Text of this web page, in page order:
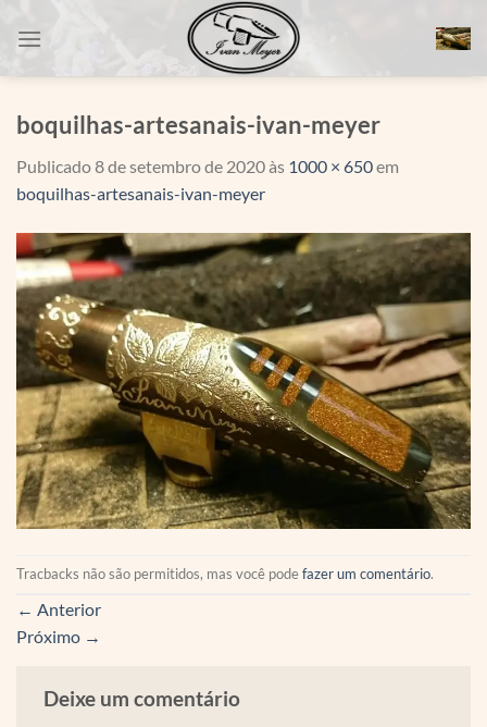
boquilhas-artesanais-ivan-meyer
Publicado8 de setembro de 2020às 1000 × 650em
boquilhas-artesanais-ivan-meyer
Tracbacks não são permitidos, mas você podefazer um comentário.
← Anterior
Próximo →
Deixe um comentário